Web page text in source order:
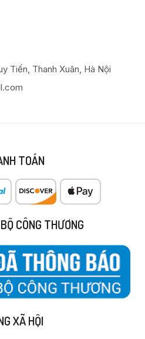
Tiến, Thanh Xuân, Hà Nội
TOÁN
CÔNG THƯƠNG
XÃ HỘI